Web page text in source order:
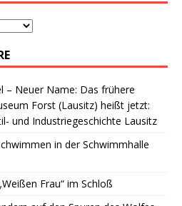
– Neuer Name: Das frühere
Forst (Lausitz) heißt jetzt:
und Industriegeschichte Lausitz
in der Schwimmhalle
Frau“ im Schloß